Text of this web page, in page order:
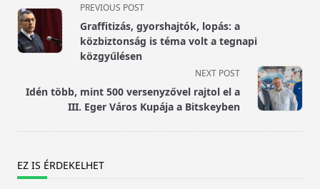
<span
class="nav-
subtitle
screen-
text">Page</span>
PREVIOUS POST
Graffitizás, gyorshajtók, lopás: a
közbiztonság is téma volt a tegnapi
közgyűlésen
NEXT POST
Idén több, mint 500 versenyzővel rajtol el a
III. Eger Város Kupája a Bitskeyben
EZ IS ÉRDEKELHET